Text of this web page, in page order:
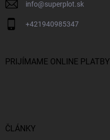
info@superplot.sk
+421940985347
PRIJÍMAME ONLINE PLATBY
ČLÁNKY